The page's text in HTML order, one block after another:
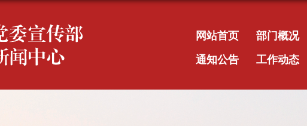
网站首页 部门概况
通知公告
工作动态